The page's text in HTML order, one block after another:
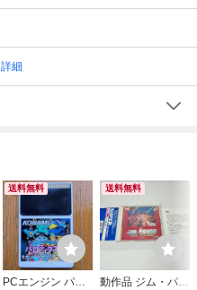
詳細
送料無料
PCエンジン パロ
送料無料
動作品 ジム・パワ